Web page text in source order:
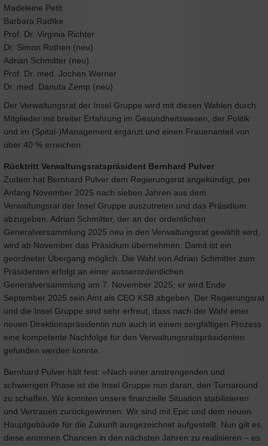
Madeleine Petit
Barbara Radtke
Prof. Dr. Virginia Richter
Dr. Simon Rothen (neu)
Adrian Schmitter (neu)
Prof. Dr. med. Jochen Werner
Dr. med. Danuta Zemp (neu)
Der Verwaltungsrat der Insel Gruppe wird mit diesen Wahlen durch
Mitglieder mit breiter Erfahrung im Gesundheitswesen, der Politik
und im (Spital-)Management ergänzt und einen Frauenanteil von
über 40 % erreichen.
Rücktritt Verwaltungsratspräsident Bernhard Pulver
Zudem hat Bernhard Pulver dem Regierungsrat angekündigt, per
Anfang November 2025 nach sieben Jahren aus dem
Verwaltungsrat der Insel Gruppe auszutreten und das Präsidium
abzugeben. Adrian Schmitter, der an der ordentlichen
Generalversammlung 2025 neu in den Verwaltungsrat gewählt wird,
wird ab November das Präsidium übernehmen. Damit ist ein
geordneter Übergang möglich. Die Wahl von Adrian Schmitter zum
Präsidenten erfolgt an einer ausserordentlichen
Generalversammlung am 7. November 2025; er wird Ende
September 2025 sein Amt als CEO KSB abgeben. Der Regierungsrat
und die Insel Gruppe sind sehr erfreut, dass nach der Wahl einer
neuen Direktionspräsidentin nun auch in einem sorgfältigen Prozess
eine kompetente Nachfolge für den Verwaltungsratspräsidenten
gefunden werden konnte.
Bernhard Pulver hält fest: «Nach einer anstrengenden und
schwierigen Phase ist die Insel Gruppe nun daran, den Turnaround
zu schaffen. Wir konnten unsere finanzielle Situation stabilisieren
und Vertrauen zurückgewinnen. Wir sind mit Epic und dem neuen
Hauptgebäude für die Zukunft ausgezeichnet aufgestellt. Nun gilt es,
diese enormen Chancen in den nächsten Jahren zu realisieren – es